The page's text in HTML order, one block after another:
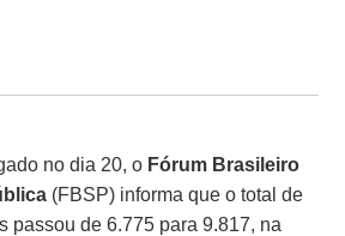
no dia 20, o Fórum Brasileiro
(FBSP) informa que o total de
passou de 6.775 para 9.817, na